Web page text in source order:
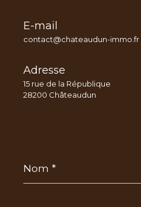
E-mail
contact@chateaudun-immo.fr
Adresse
15 rue de la République
28200 Châteaudun